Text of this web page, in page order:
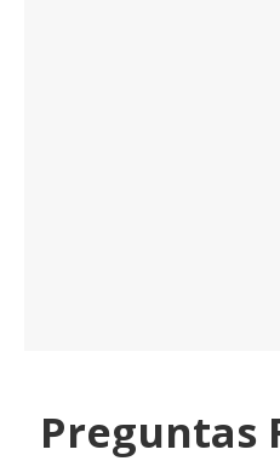
Preguntas